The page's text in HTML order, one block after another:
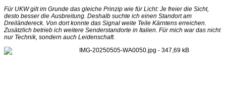
Für UKW gilt im Grunde das gleiche Prinzip wie für Licht: Je freier die Sicht,
desto besser die Ausbreitung. Deshalb suchte ich einen Standort am
Dreiländereck. Von dort konnte das Signal weite Teile Kärntens erreichen.
Zusätzlich betrieb ich weitere Senderstandorte in Italien. Für mich war das nicht
nur Technik, sondern auch Leidenschaft.